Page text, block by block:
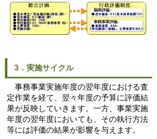
3．実施サイクル
事務事業実施年度の翌年度における査
定作業を経て、翌々年度の予算に評価結
果が反映していきます。一方、事業実施
年度の翌年度においても、その執行方法
等には評価の結果が影響を与えます。